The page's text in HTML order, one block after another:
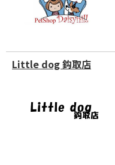
Little dog 鈎取店